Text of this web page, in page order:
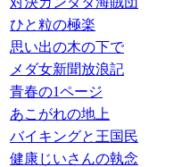
ひと粒の極楽
思い出の木の下で
メダ女新聞放浪記
青春の1ページ
あこがれの地上
バイキングと王国民
健康じいさんの執念